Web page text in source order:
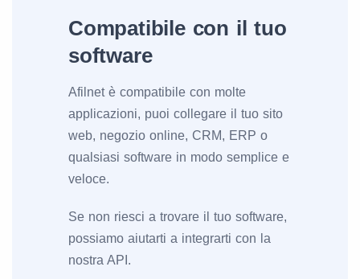
Compatibile con il tuo
software
Afilnet è compatibile con molte
applicazioni, puoi collegare il tuo sito
web, negozio online, CRM, ERP o
qualsiasi software in modo semplice e
veloce.
Se non riesci a trovare il tuo software,
possiamo aiutarti a integrarti con la
nostra API.